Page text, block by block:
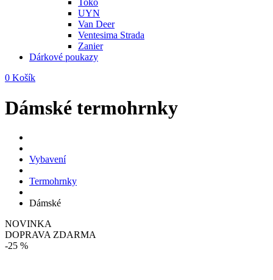
Toko
UYN
Van Deer
Ventesima Strada
Zanier
Dárkové poukazy
0 Košík
Dámské termohrnky
Vybavení
Termohrnky
Dámské
NOVINKA
DOPRAVA ZDARMA
-25 %